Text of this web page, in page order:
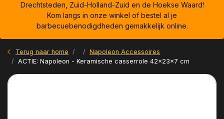
Drechtsteden, Zuid-Holland-Zuid en de Hoekse Waard!
Kom langs in onze winkel of bestel al je
barbecuebenodigdheden gemakkelijk online.
Terug naar home
Napoleon Accessoires
ACTIE: Napoleon - Keramische casserrole 42x23x7 cm